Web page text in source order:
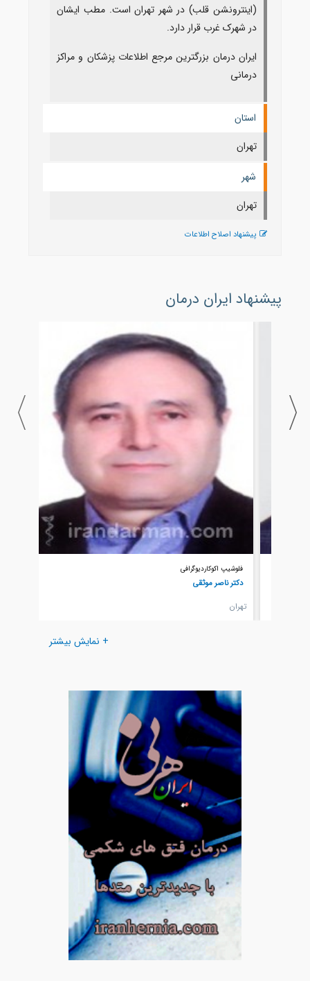
(اینترونشن قلب) در شهر تهران است. مطب ایشان
در شهرک غرب قرار دارد.
ایران درمان بزرگترین مرجع اطلاعات پزشکان و مراکز
درمانی
استان
تهران
شهر
تهران
پیشنهاد اصلاح اطلاعات
پیشنهاد ایران درمان
فلوشیپ اکوکاردیوگرافی
دکتر ناصر موثقی
+ نمایش بیشتر